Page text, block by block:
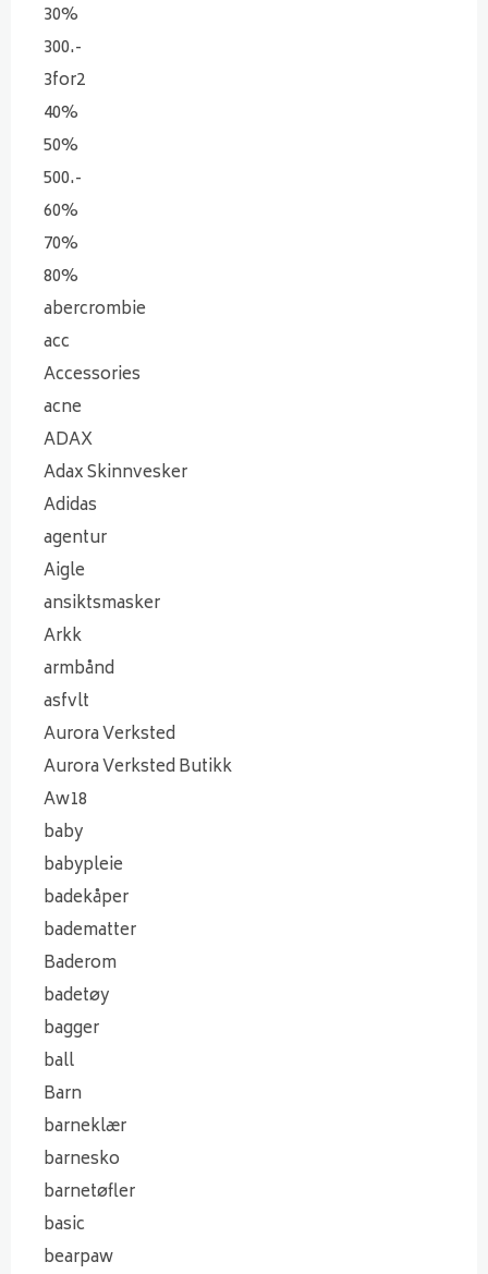
30%
300.-
3for2
40%
50%
500.-
60%
70%
80%
abercrombie
acc
Accessories
acne
ADAX
Adax Skinnvesker
Adidas
agentur
Aigle
ansiktsmasker
Arkk
armbånd
asfvlt
Aurora Verksted
Aurora Verksted Butikk
Aw18
baby
babypleie
badekåper
badematter
Baderom
badetøy
bagger
ball
Barn
barneklær
barnesko
barnetøfler
basic
bearpaw